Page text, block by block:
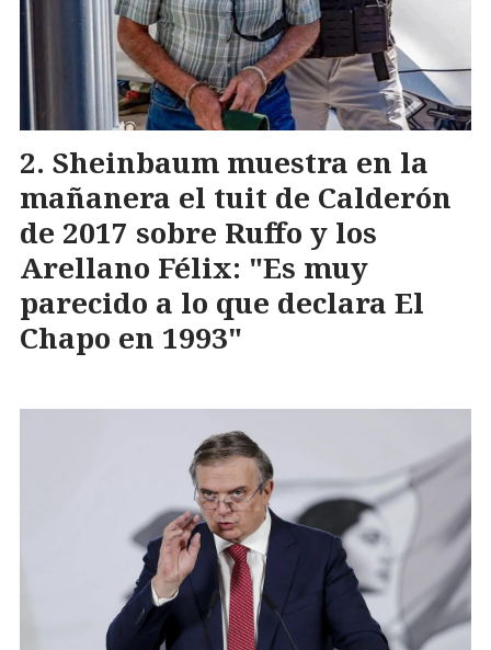
Sheinbaum muestra en la
mañanera el tuit de Calderón
de 2017 sobre Ruffo y los
Arellano Félix: "Es muy
parecido a lo que declara El
Chapo en 1993"